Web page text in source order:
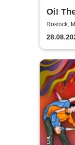
Oi!
Rostock,